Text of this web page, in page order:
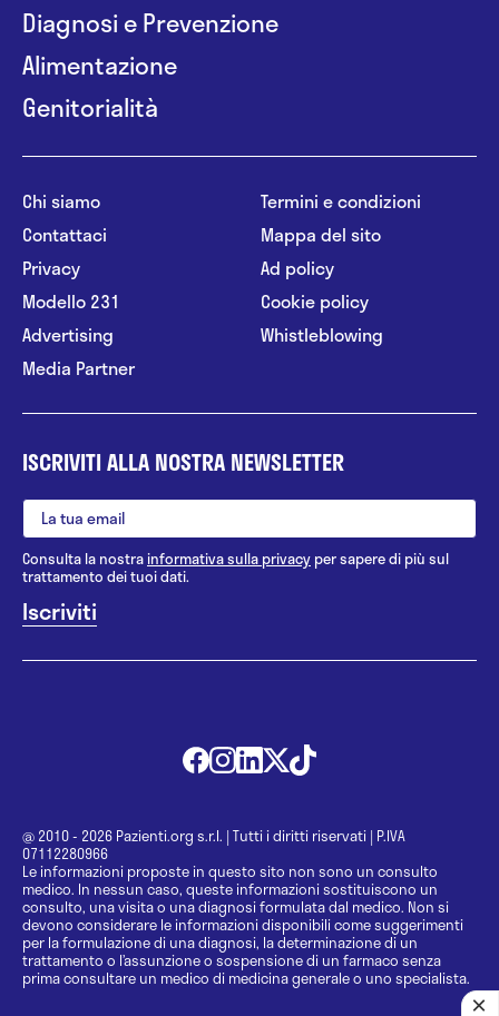
Diagnosi e Prevenzione
Alimentazione
Genitorialità
Chi siamo
Contattaci
Privacy
Modello 231
Advertising
Media Partner
Termini e condizioni
Mappa del sito
Ad policy
Cookie policy
Whistleblowing
ISCRIVITI ALLA NOSTRA NEWSLETTER
Consulta la nostrainformativa sulla privacy per sapere di più sul
trattamento dei tuoi dati.
@ 2010 - 2026 Pazienti.org s.r.l. | Tutti i diritti riservati | P.IVA
07112280966
Le informazioni proposte in questo sito non sono un consulto
medico. In nessun caso, queste informazioni sostituiscono un
consulto, una visita o una diagnosi formulata dal medico. Non si
devono considerare le informazioni disponibili come suggerimenti
per la formulazione di una diagnosi, la determinazione di un
trattamento o l’assunzione o sospensione di un farmaco senza
prima consultare un medico di medicina generale o uno specialista.